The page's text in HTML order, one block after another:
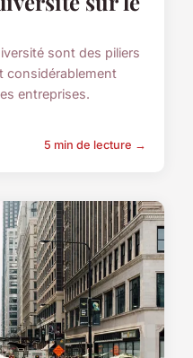
sont des piliers
considérablement
entreprises.
5 min de lecture →